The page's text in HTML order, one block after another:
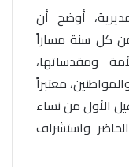
أوضح أن
كل سنة مساراً
ومقدساتها،
معتبراً
الأول من نساء
واستشراف